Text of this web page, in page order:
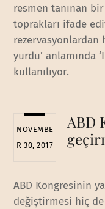
resmen tanınan
toprakları ifade
rezervasyonlardan
yurdu’ anlamında
kullanılıyor.
NOVEMBE
R 30, 2017
ABD
ABD Kongresinin
değiştirmesi hiç